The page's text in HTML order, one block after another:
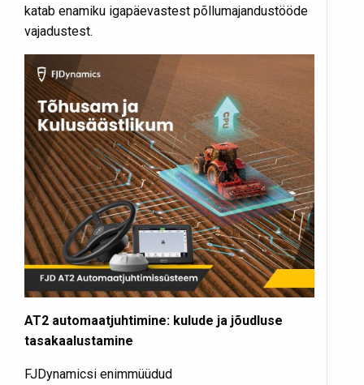
katab enamiku igapäevastest põllumajandustööde
vajadustest.
AT2 automaatjuhtimine: kulude ja jõudluse
tasakaalustamine
FJDynamicsi enimmüüdud